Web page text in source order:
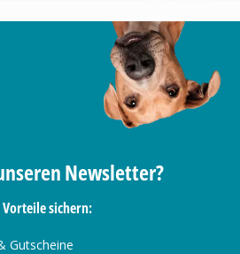
Newsletter?
sichern:
Gutscheine